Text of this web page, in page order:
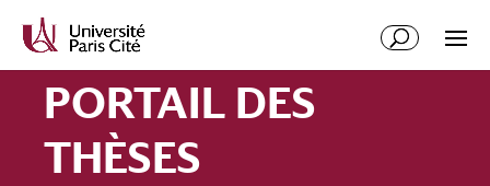
PORTAIL DES
THÈSES